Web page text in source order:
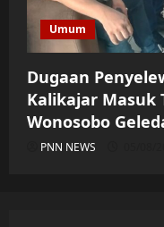
Umum
Dugaan
Kalikajar Masuk
Wonosobo
PNN NEWS